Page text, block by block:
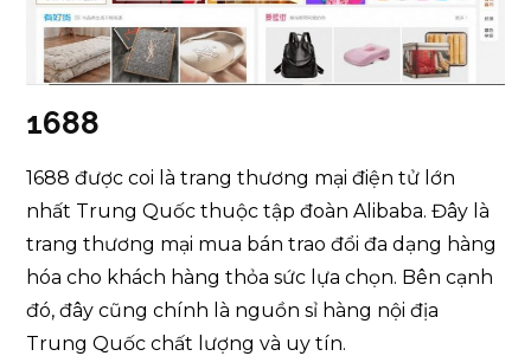
1688
1688 được coi là trang thương mại điện tử lớn
nhất Trung Quốc thuộc tập đoàn Alibaba. Đây là
trang thương mại mua bán trao đổi đa dạng hàng
hóa cho khách hàng thỏa sức lựa chọn. Bên cạnh
đó, đây cũng chính là nguồn sỉ hàng nội địa
Trung Quốc chất lượng và uy tín.